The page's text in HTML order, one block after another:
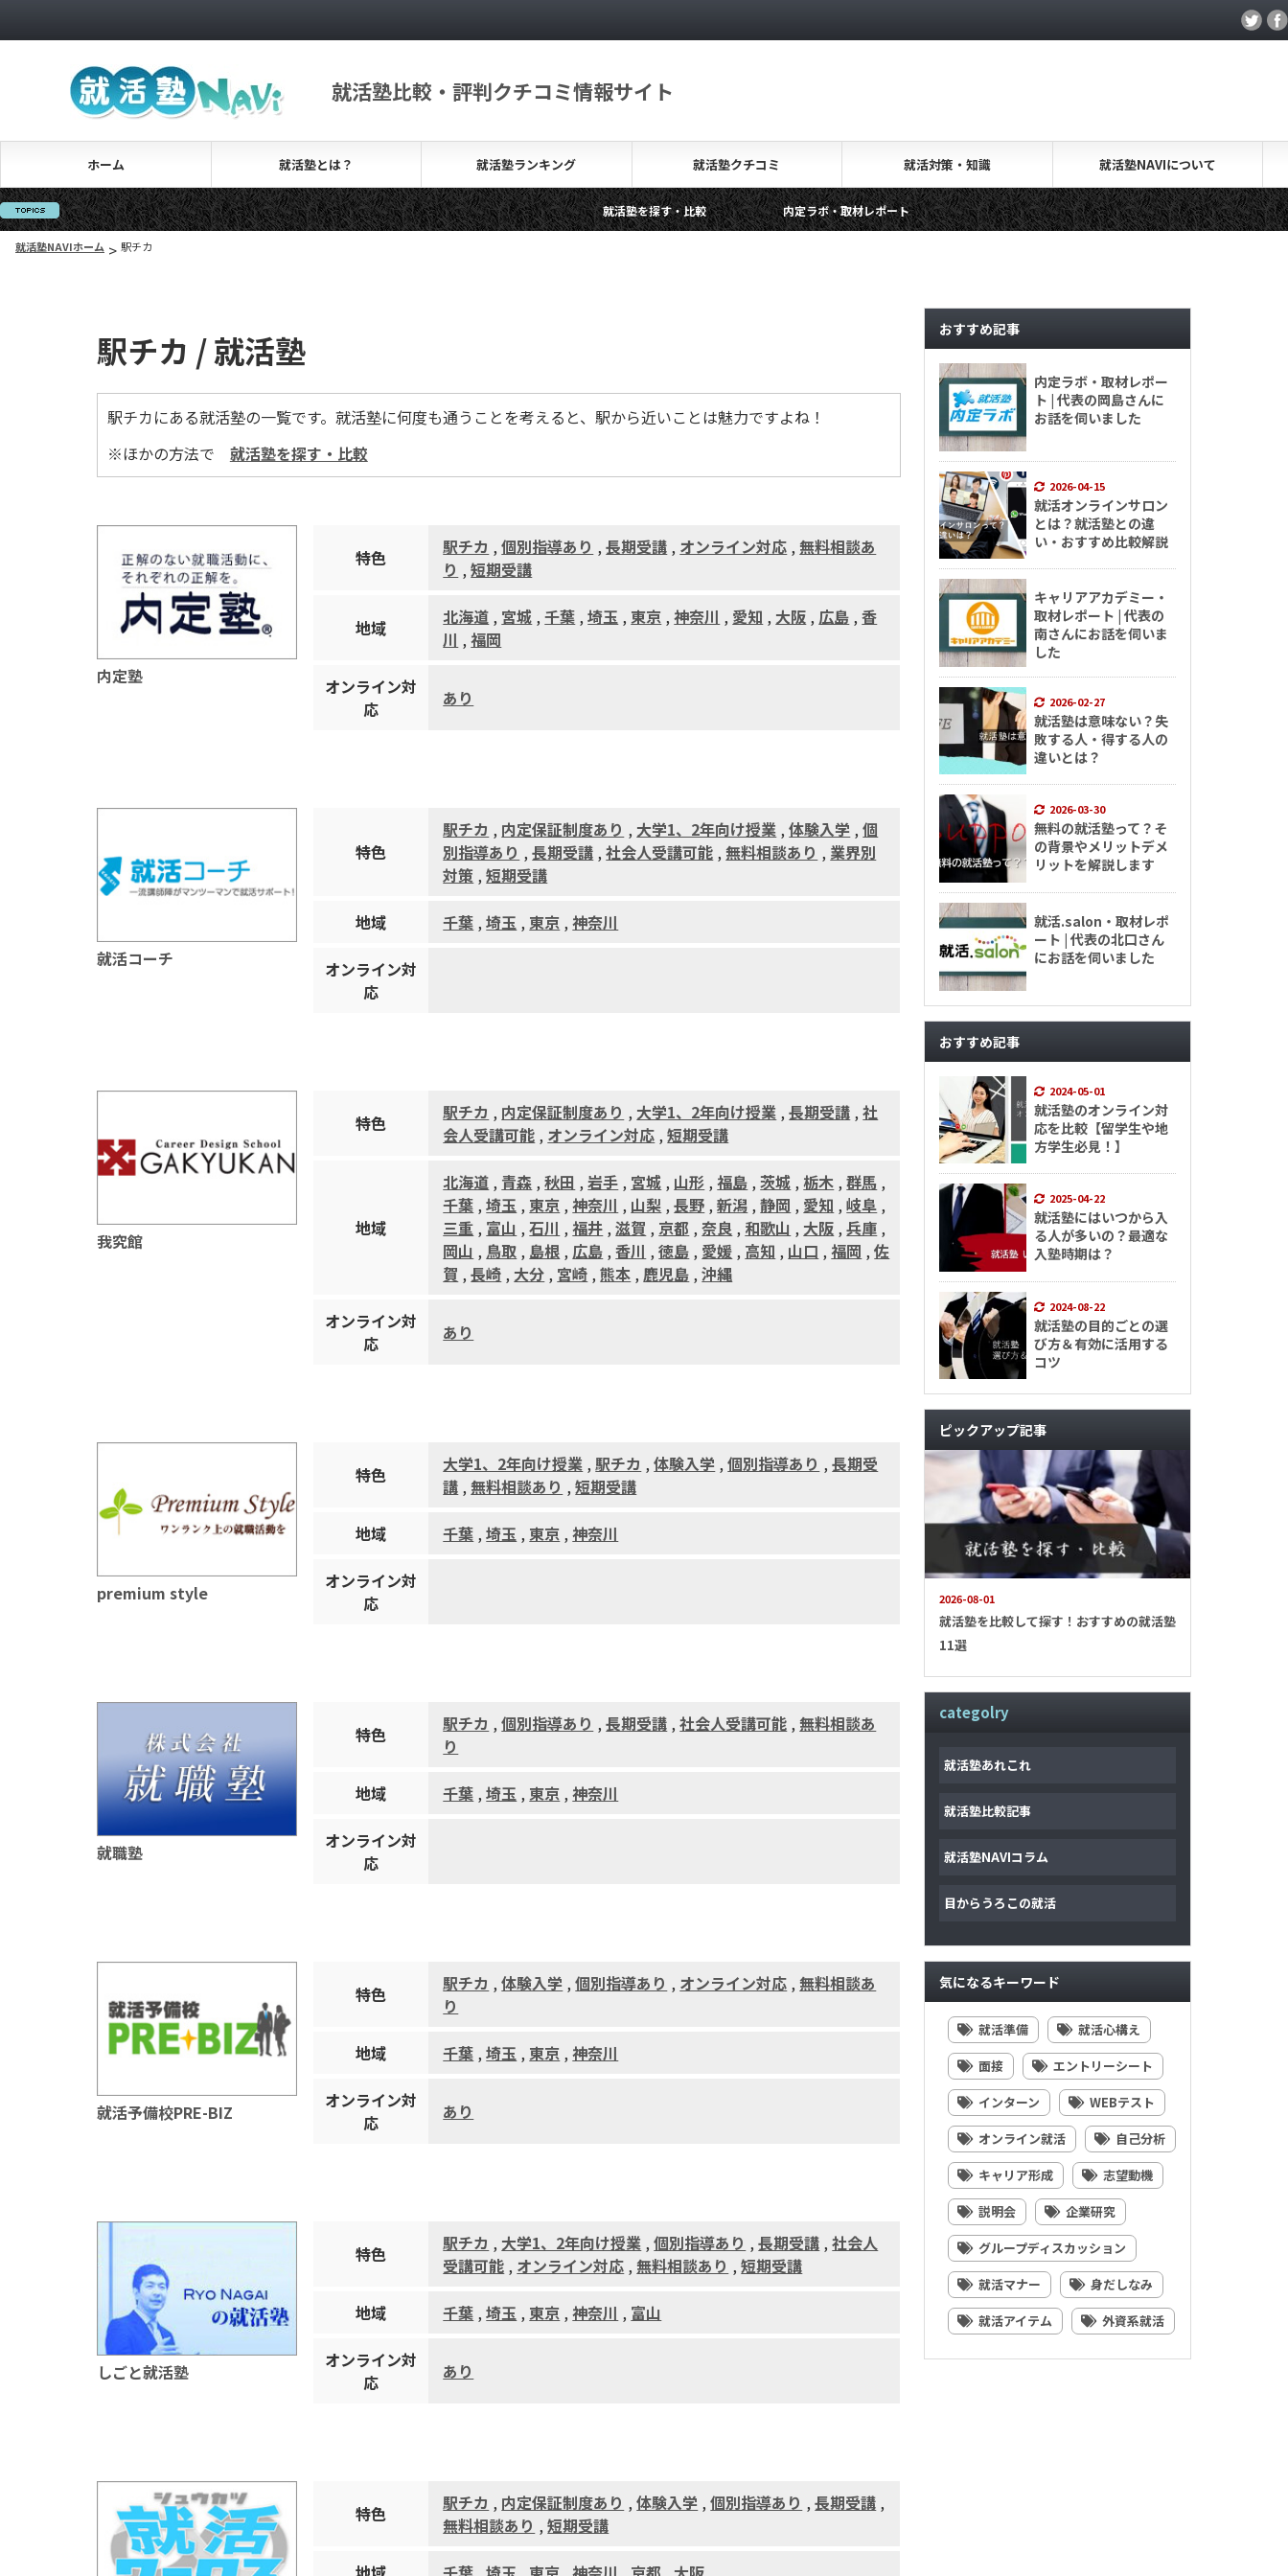
就活塾比較・評判クチコミ情報サイト
ホーム 就活塾とは？ 就活塾ランキング 就活塾クチコミ 就活対策・知識 就活塾NAVIについて
就活塾を探す・比較 内定ラボ・取材レポート 就活.salon・取材レポート
キャリアアカデミー・取材
無料の就活塾って？その背景やメリットデメリットを解説します
就活塾NAVIホーム > 駅チカ
駅チカ / 就活塾
駅チカにある就活塾の一覧です。就活塾に何度も通うことを考えると、駅から近いことは魅力ですよね！
※ほかの方法で 就活塾を探す・比較
内定塾
特色 駅チカ ,個別指導あり ,長期受講 , オンライン対応 ,無料相談あ
り ,短期受講
地域 北海道 , 宮城 ,千葉 ,埼玉 ,東京 ,神奈川 , 愛知 , 大阪 , 広島 ,香
川 ,福岡
オンライン対
応
あり
就活コーチ
特色
駅チカ , 内定保証制度あり , 大学1、2年向け授業 ,体験入学 ,個
別指導あり ,長期受講 ,社会人受講可能 ,無料相談あり , 業界別
対策 ,短期受講
地域 千葉 ,埼玉 ,東京 ,神奈川
オンライン対
応
我究館
特色 駅チカ , 内定保証制度あり , 大学1、2年向け授業 ,長期受講 ,社
会人受講可能 , オンライン対応 ,短期受講
地域
北海道 , 青森 ,秋田 ,岩手 , 宮城 , 山形 ,福島 ,茨城 ,栃木 ,群馬 ,
千葉 ,埼玉 ,東京 ,神奈川 , 山梨 ,長野 ,新潟 ,静岡 , 愛知 ,岐阜 ,
三重 , 富山 ,石川 ,福井 ,滋賀 ,京都 ,奈良 , 和歌山 , 大阪 ,兵庫 ,
岡山 , 鳥取 , 島根 , 広島 ,香川 ,徳島 , 愛媛 , 高知 , 山口 ,福岡 ,佐
賀 ,長崎 , 大分 , 宮崎 ,熊本 ,鹿児島 ,沖縄
オンライン対
応
あり
premium style
特色 大学1、2年向け授業 ,駅チカ ,体験入学 ,個別指導あり ,長期受
講 ,無料相談あり ,短期受講
地域 千葉 ,埼玉 ,東京 ,神奈川
オンライン対
応
就職塾
特色 駅チカ ,個別指導あり ,長期受講 ,社会人受講可能 ,無料相談あ
り
地域 千葉 ,埼玉 ,東京 ,神奈川
オンライン対
応
就活予備校PRE-BIZ
特色 駅チカ ,体験入学 ,個別指導あり , オンライン対応 ,無料相談あ
り
地域 千葉 ,埼玉 ,東京 ,神奈川
オンライン対
応
あり
しごと就活塾
特色 駅チカ , 大学1、2年向け授業 ,個別指導あり ,長期受講 ,社会人
受講可能 , オンライン対応 ,無料相談あり ,短期受講
地域 千葉 ,埼玉 ,東京 ,神奈川 , 富山
オンライン対
応
あり
特色 駅チカ , 内定保証制度あり ,体験入学 ,個別指導あり ,長期受講 ,
無料相談あり ,短期受講
おすすめ記事
内定ラボ・取材レポー
ト | 代表の岡島さんに
お話を伺いました
2026-04-15
就活オンラインサロン
とは？就活塾との違
い・おすすめ比較解説
キャリアアカデミー・
取材レポート | 代表の
南さんにお話を伺いま
した
2026-02-27
就活塾は意味ない？失
敗する人・得する人の
違いとは？
2026-03-30
無料の就活塾って？そ
の背景やメリットデメ
リットを解説します
就活.salon・取材レポ
ート | 代表の北口さん
にお話を伺いました
おすすめ記事
2024-05-01
就活塾のオンライン対
応を比較【留学生や地
方学生必見！】
2025-04-22
就活塾にはいつから入
る人が多いの？最適な
入塾時期は？
2024-08-22
就活塾の目的ごとの選
び方＆有効に活用する
コツ
ピックアップ記事
2026-08-01
就活塾を比較して探す！おすすめの就活塾
11選
categolry
就活塾あれこれ
就活塾比較記事
就活塾NAVIコラム
目からうろこの就活
気になるキーワード
就活準備
就活心構え
面接
エントリーシート
インターン
WEBテスト
オンライン就活
自己分析
キャリア形成
志望動機
説明会
企業研究
グループディスカッション
就活マナー
身だしなみ
就活アイテム
外資系就活